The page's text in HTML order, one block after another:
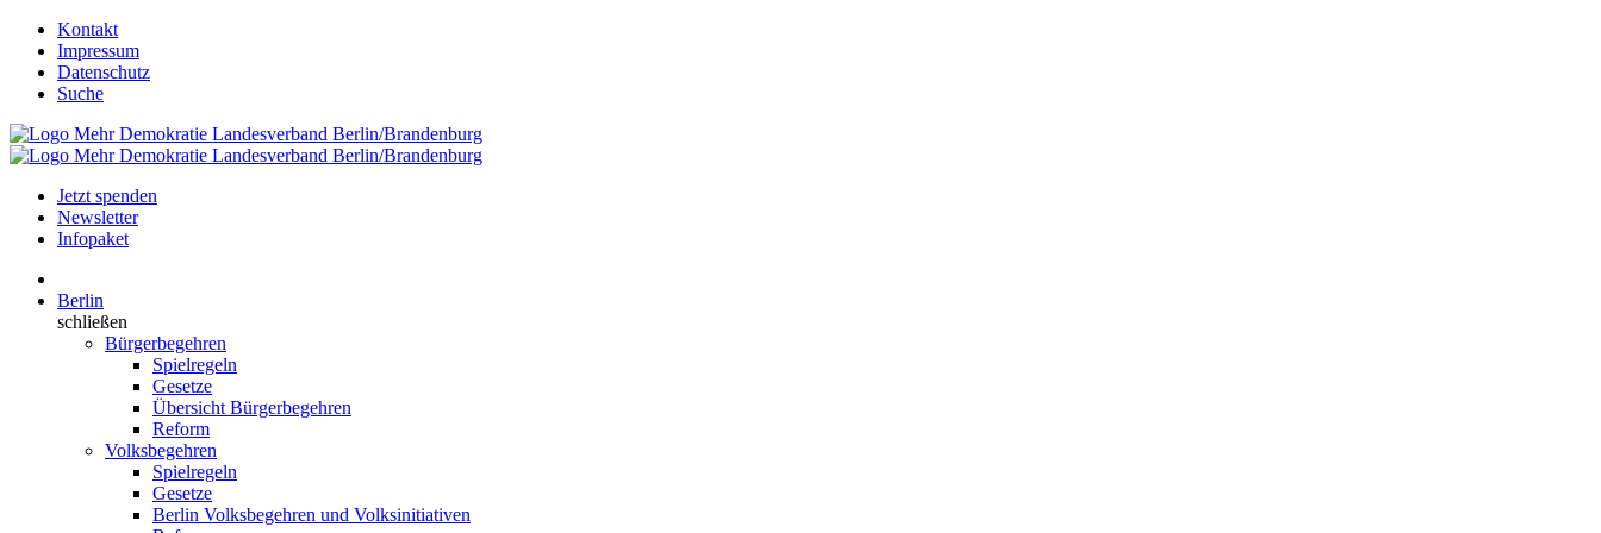
Kontakt
Impressum
Datenschutz
Suche
Jetzt spenden
Newsletter
Infopaket
Berlin
schließen
Bürgerbegehren
Spielregeln
Gesetze
Übersicht Bürgerbegehren
Reform
Volksbegehren
Spielregeln
Gesetze
Berlin Volksbegehren und Volksinitiativen